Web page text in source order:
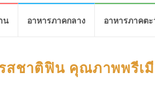
น อาหารภาคกลาง อาหารภาคต
สชาติฟิน คุณภาพพรีเ